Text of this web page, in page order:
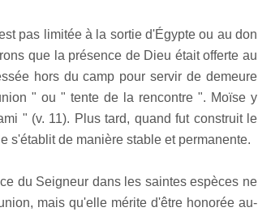
pas limitée à la sortie d'Égypte ou au don
que la présence de Dieu était offerte au
hors du camp pour servir de demeure
" ou " tente de la rencontre ". Moïse y
" (v. 11). Plus tard, quand fut construit le
s'établit de manière stable et permanente.
du Seigneur dans les saintes espèces ne
mais qu'elle mérite d'être honorée au-